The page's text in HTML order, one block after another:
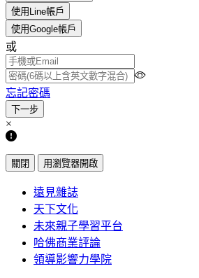
使用Line帳戶
使用Google帳戶
或
忘記密碼
×
關閉 用瀏覽器開啟
遠見雜誌
天下文化
未來親子學習平台
哈佛商業評論
領導影響力學院